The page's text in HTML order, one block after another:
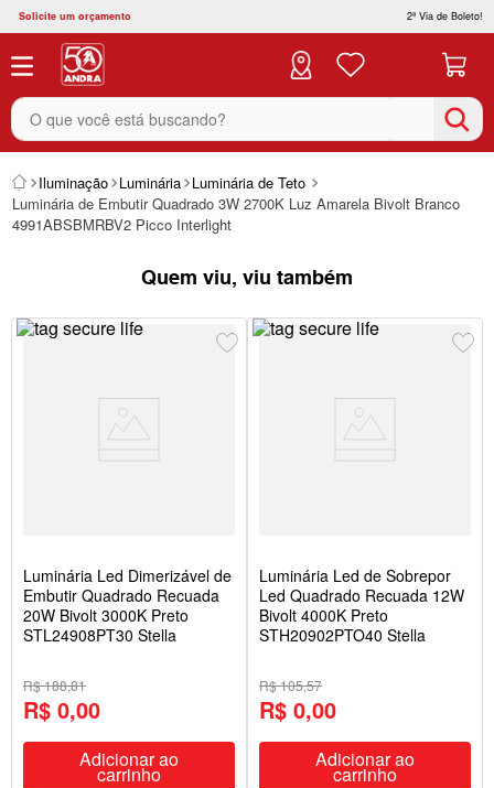
Solicite um orçamento 2ª Via de Boleto!
O que você está buscando?
Iluminação Luminária Luminária de Teto
Luminária de Embutir Quadrado 3W 2700K Luz Amarela Bivolt Branco
4991ABSBMRBV2 Picco Interlight
Quem viu, viu também
Luminária Led Dimerizável de
Embutir Quadrado Recuada
20W Bivolt 3000K Preto
STL24908PT30 Stella
R$ 188,81
R$ 0,00
Adicionar ao
carrinho
Luminária Led de Sobrepor
Led Quadrado Recuada 12W
Bivolt 4000K Preto
STH20902PTO40 Stella
R$ 105,57
R$ 0,00
Adicionar ao
carrinho